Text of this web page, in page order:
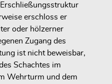
erschloss er
oder hölzerner
Zugang des
ist nicht beweisbar,
Schachtes im
Wehrturm und dem